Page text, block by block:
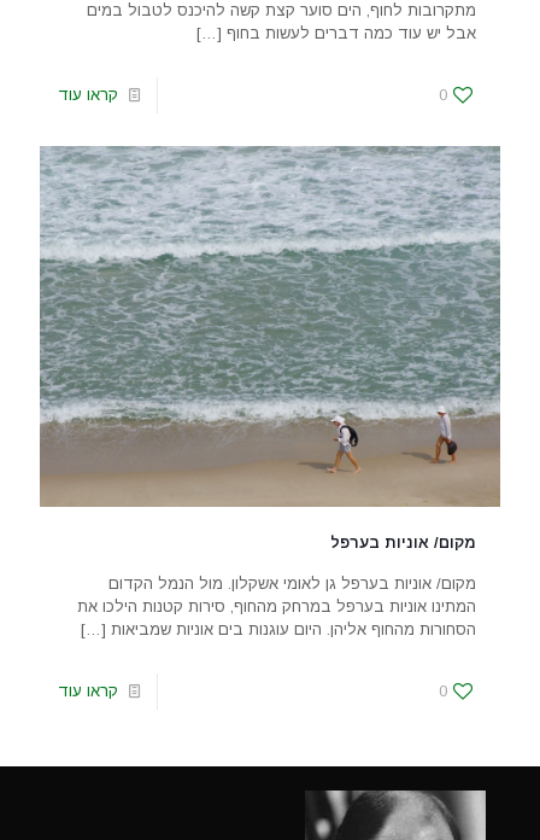
מתקרובות לחוף, הים סוער קצת קשה להיכנס לטבול במים
אבל יש עוד כמה דברים לעשות בחוף […]
0 קראו עוד
מקום/ אוניות בערפל
מקום/ אוניות בערפל גן לאומי אשקלון. מול הנמל הקדום
המתינו אוניות בערפל במרחק מהחוף, סירות קטנות הילכו את
הסחורות מהחוף אליהן. היום עוגנות בים אוניות שמביאות […]
0 קראו עוד